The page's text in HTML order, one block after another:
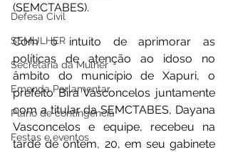
Defesa Civil
SEMULHER
Secretaria da Mulher
Emenda Parlamentar
Plano de contingência
Festas e eventos
(SEMCTABES).
Com o intuito de aprimorar as
políticas de atenção ao idoso no
âmbito do município de Xapuri, o
prefeito Bira Vasconcelos juntamente
com a titular da SEMCTABES, Dayana
Vasconcelos e equipe, recebeu na
tarde de ontem, 20, em seu gabinete